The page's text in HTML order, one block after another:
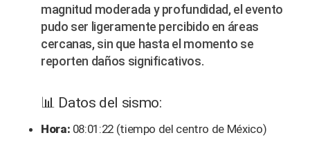
magnitud moderada y profundidad, el evento
pudo ser ligeramente percibido en áreas
cercanas, sin que hasta el momento se
reporten daños significativos.
📊 Datos del sismo:
Hora: 08:01:22 (tiempo del centro de México)